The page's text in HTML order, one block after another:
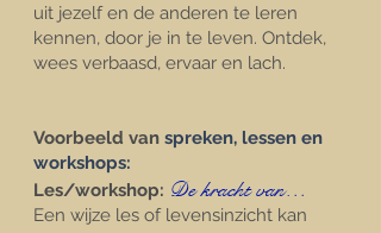
uit jezelf en de anderen te leren
kennen, door je in te leven. Ontdek,
wees verbaasd, ervaar en lach.
Voorbeeld van spreken, lessen en
workshops:
Les/workshop: Dekracht van…
Een wijze les of levensinzicht kan